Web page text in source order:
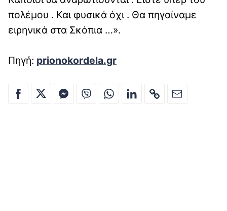
πολέμου . Και φυσικά όχι . Θα πηγαίναμε
ειρηνικά στα Σκόπια …».
Πηγή: prionokordela.gr